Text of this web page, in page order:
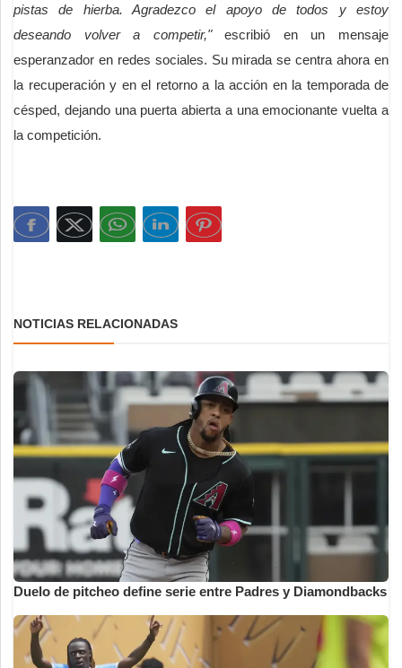
pistas de hierba. Agradezco el apoyo de todos y estoy
deseando volver a competir,"escribió en un mensaje
esperanzador en redes sociales. Su mirada se centra ahora en
la recuperación y en el retorno a la acción en la temporada de
césped, dejando una puerta abierta a una emocionante vuelta a
la competición.
NOTICIAS RELACIONADAS
Duelo de pitcheo define serie entre Padres y Diamondbacks